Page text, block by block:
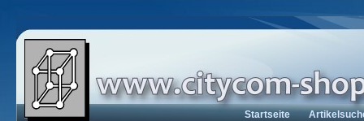
Startseite